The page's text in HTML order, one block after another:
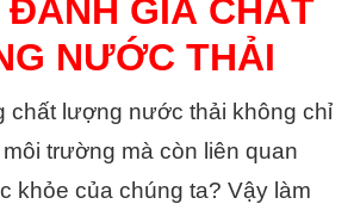
ĐÁNH GIÁ CHẤT
NƯỚC THẢI
chất lượng nước thải không chỉ
trường mà còn liên quan
khỏe của chúng ta? Vậy làm